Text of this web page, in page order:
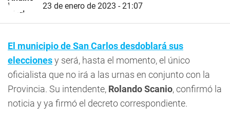
23 de enero de 2023 - 21:07
El municipio deSan Carlosdesdoblará sus
eleccionesy será, hasta el momento, el único
oficialista que no irá a las urnas en conjunto con la
Provincia. Su intendente, Rolando Scanio, confirmó la
noticia y ya firmó el decreto correspondiente.